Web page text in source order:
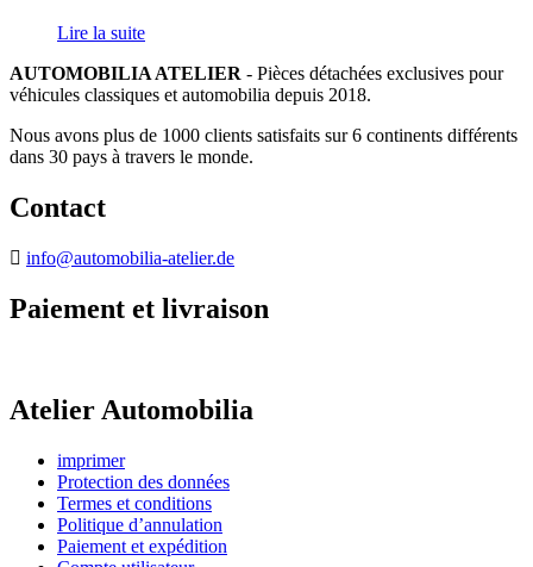
Lire la suite
AUTOMOBILIA ATELIER - Pièces détachées exclusives pour
véhicules classiques et automobilia depuis 2018.
Nous avons plus de 1000 clients satisfaits sur 6 continents différents
dans 30 pays à travers le monde.
Contact
info@automobilia-atelier.de
Paiement et livraison
Atelier Automobilia
imprimer
Protection des données
Termes et conditions
Politique d’annulation
Paiement et expédition